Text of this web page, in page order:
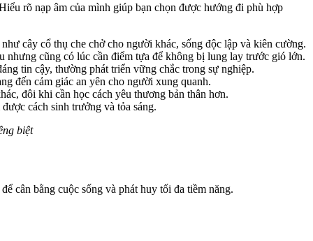
rõ nạp âm của mình giúp bạn chọn được hướng đi phù hợp
cây cổ thụ che chở cho người khác, sống độc lập và kiên cường.
cũng có lúc cần điểm tựa để không bị lung lay trước gió lớn.
tin cậy, thường phát triển vững chắc trong sự nghiệp.
đến cảm giác an yên cho người xung quanh.
đôi khi cần học cách yêu thương bản thân hơn.
cách sinh trưởng và tỏa sáng.
biệt
cân bằng cuộc sống và phát huy tối đa tiềm năng.